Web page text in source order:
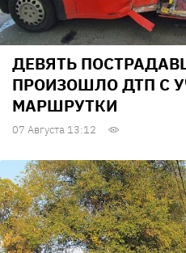
ДЕВЯТЬ
ПРОИЗОШЛО ДТП С
МАРШРУТКИ
07 Августа 13:12